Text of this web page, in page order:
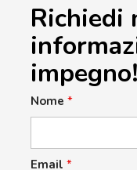
Richiedi
impegno!
Nome *
Email *